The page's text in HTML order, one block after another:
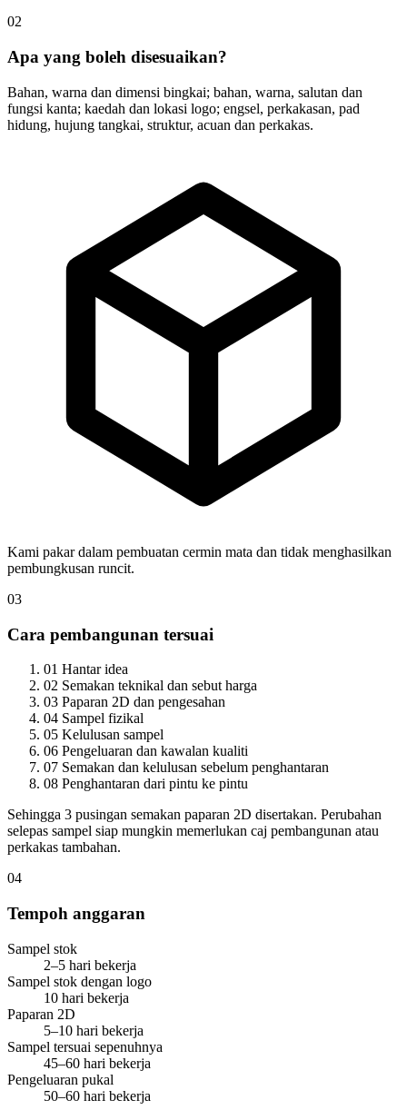
02
Apa yang boleh disesuaikan?
Bahan, warna dan dimensi bingkai; bahan, warna, salutan dan
fungsi kanta; kaedah dan lokasi logo; engsel, perkakasan, pad
hidung, hujung tangkai, struktur, acuan dan perkakas.
Kami pakar dalam pembuatan cermin mata dan tidak menghasilkan
pembungkusan runcit.
03
Cara pembangunan tersuai
01 Hantar idea
02 Semakan teknikal dan sebut harga
03 Paparan 2D dan pengesahan
04 Sampel fizikal
05 Kelulusan sampel
06 Pengeluaran dan kawalan kualiti
07 Semakan dan kelulusan sebelum penghantaran
08 Penghantaran dari pintu ke pintu
Sehingga 3 pusingan semakan paparan 2D disertakan. Perubahan
selepas sampel siap mungkin memerlukan caj pembangunan atau
perkakas tambahan.
04
Tempoh anggaran
Sampel stok
2–5 hari bekerja
Sampel stok dengan logo
10 hari bekerja
Paparan 2D
5–10 hari bekerja
Sampel tersuai sepenuhnya
45–60 hari bekerja
Pengeluaran pukal
50–60 hari bekerja